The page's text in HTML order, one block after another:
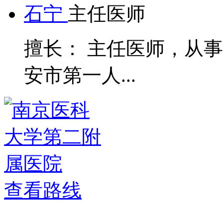
石宁 主任医师
擅长： 主任医师，从
安市第一人...
查看路线